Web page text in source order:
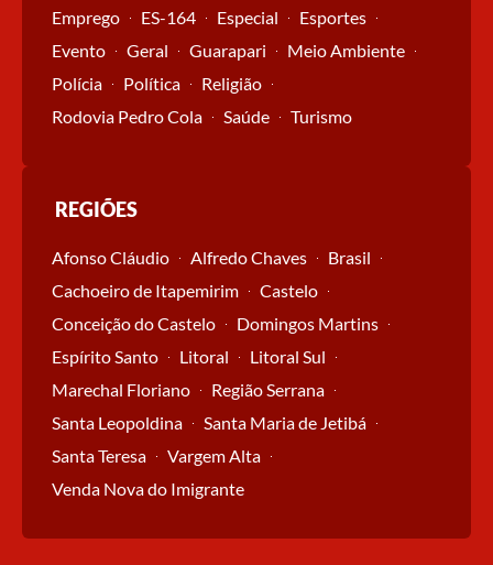
Emprego
ES-164 Especial
Esportes
Evento
Geral Guarapari
Meio Ambiente
Polícia
Política
Religião
Rodovia Pedro Cola
Saúde Turismo
REGIÕES
Afonso Cláudio Alfredo Chaves
Brasil
Cachoeiro de Itapemirim
Castelo
Conceição do Castelo
Domingos Martins
Espírito Santo
Litoral
Litoral Sul
Marechal Floriano
Região Serrana
Santa Leopoldina
Santa Maria de Jetibá
Santa Teresa
Vargem Alta
Venda Nova do Imigrante